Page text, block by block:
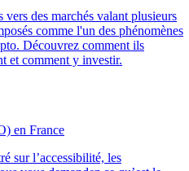
des marchés valant plusieurs
comme l'un des phénomènes
Découvrez comment ils
et comment y investir.
en France
sur l’accessibilité, les